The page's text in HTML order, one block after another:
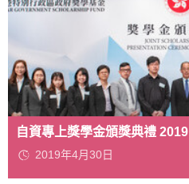
自資專上獎學金頒獎典禮 2019
2019年4月30日